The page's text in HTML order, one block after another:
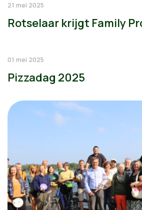
21 mei 2025
Rotselaar krijgt Family
01 mei 2025
Pizzadag 2025